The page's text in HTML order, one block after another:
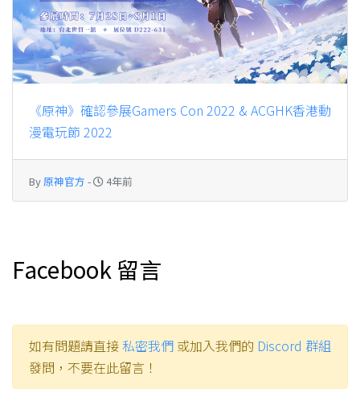
《原神》確認參展Gamers Con 2022 & ACGHK香港動
漫電玩節 2022
By原神官方 - 4年前
Facebook 留言
如有問題請直接私密我們 或加入我們的 Discord 群組
發問，不要在此留言！